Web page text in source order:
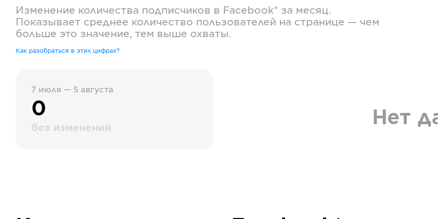
Изменение количества подписчиков в Facebook* за месяц.
Показывает среднее количество пользователей на странице — чем
больше это значение, тем выше охваты.
Как разобраться в этих цифрах?
7 июля — 5 августа
0
без изменений Нет